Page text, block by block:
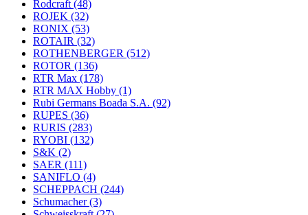
Rodcraft (48)
ROJEK (32)
RONIX (53)
ROTAIR (32)
ROTHENBERGER (512)
ROTOR (136)
RTR Max (178)
RTR MAX Hobby (1)
Rubi Germans Boada S.A. (92)
RUPES (36)
RURIS (283)
RYOBI (132)
S&K (2)
SAER (111)
SANIFLO (4)
SCHEPPACH (244)
Schumacher(3)